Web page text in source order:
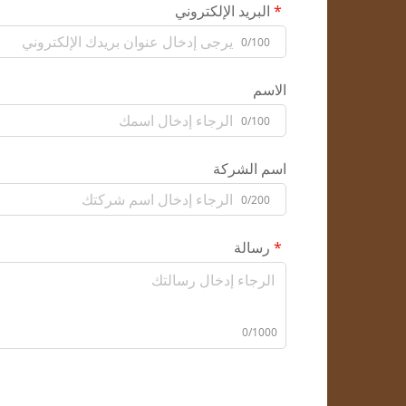
البريد الإلكتروني
0/100
الاسم
0/100
اسم الشركة
0/200
رسالة
0/1000